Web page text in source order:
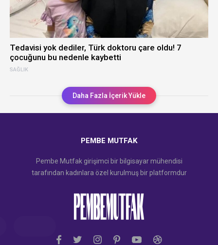
SAĞLIK
Tedavisi yok dediler, Türk doktoru çare oldu! 7
çocuğunu bu nedenle kaybetti
Daha Fazla İçerik Yükle
PEMBE MUTFAK
Pembe Mutfak girişimci bir bilgisayar mühendisi
tarafından kadınlara özel kurulmuş bir platformdur